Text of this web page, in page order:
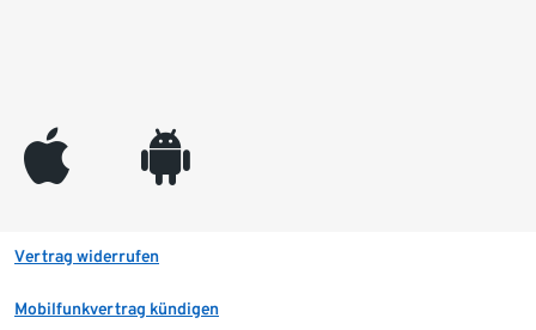
appleinc android
Vertrag widerrufen
Mobilfunkvertrag kündigen